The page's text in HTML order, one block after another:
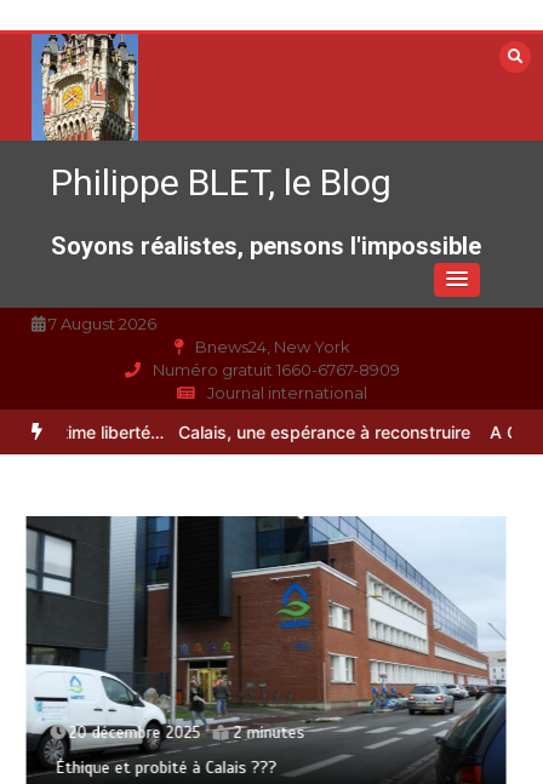
contenu
Philippe BLET, le Blog
Soyons réalistes, pensons l'impossible
7 August 2026
Bnews24, New York
Numéro gratuit 1660-6767-8909
Journal international
: l’ultime liberté… Calais, une espérance à reconstruire A Calais,